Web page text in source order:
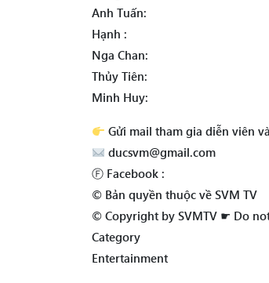
Anh Tuấn:
Hạnh :
Nga Chan:
Thủy Tiên:
Minh Huy:
Gửi mail tham gia diễn viên
ducsvm@gmail.com
Ⓕ Facebook :
© Bản quyền thuộc về SVM TV
© Copyright by SVMTV ☛ Do
Category
Entertainment